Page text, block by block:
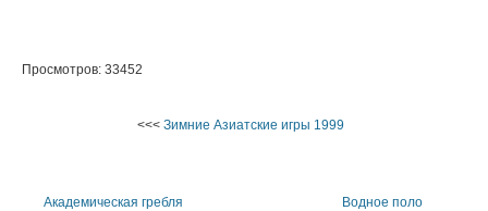
Просмотров: 33452
<<< Зимние Азиатские игры 1999
Академическая гребля
Водное поло